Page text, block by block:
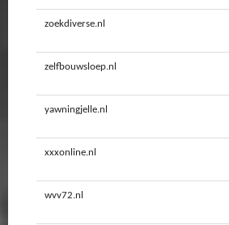
zoekdiverse.nl
zelfbouwsloep.nl
yawningjelle.nl
xxxonline.nl
wvv72.nl